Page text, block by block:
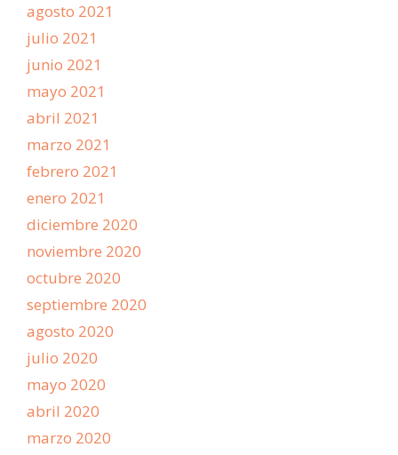
agosto 2021
julio 2021
junio 2021
mayo 2021
abril 2021
marzo 2021
febrero 2021
enero 2021
diciembre 2020
noviembre 2020
octubre 2020
septiembre 2020
agosto 2020
julio 2020
mayo 2020
abril 2020
marzo 2020